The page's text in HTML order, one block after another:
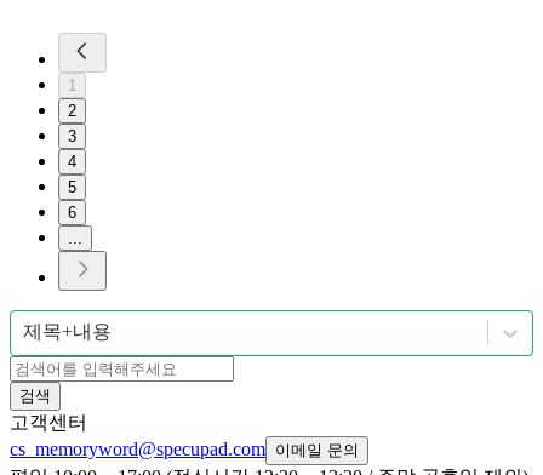
1
2
3
4
5
6
제목+내용
검색
고객센터
cs_memoryword@specupad.com 이메일 문의